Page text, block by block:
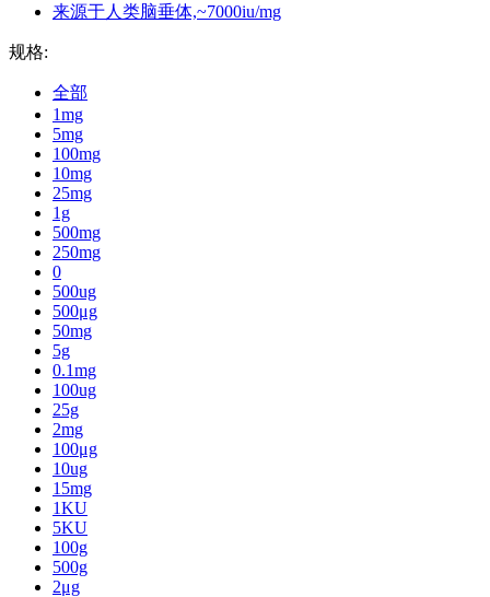
来源于人类脑垂体,~7000iu/mg
规格:
全部
1mg
5mg
100mg
10mg
25mg
1g
500mg
250mg
0
500ug
500μg
50mg
5g
0.1mg
100ug
25g
2mg
100μg
10ug
15mg
1KU
5KU
100g
500g
2μg